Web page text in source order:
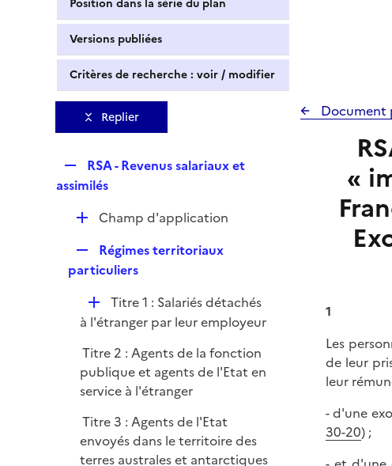
Position dans la série du plan
Versions publiées
Critères de recherche : voir / modifier
Replier
e
l
r
RSA - Revenus salariaux et
assimilés
D
l
i
e
r
Champ d'application
e
l
i
e
r
Régimes territoriaux
particuliers
D
é
l
i
e
r
Titre 1 : Salariés détachés
à l'étranger par leur employeur
Titre 2 : Agents de la fonction
publique et agents de l'Etat en
service à l'étranger
Titre 3 : Agents de l'Etat
envoyés dans le territoire des
terres australes et antarctiques
Document
«
1
Les
de leur
leur
- d'une
30-20) ;